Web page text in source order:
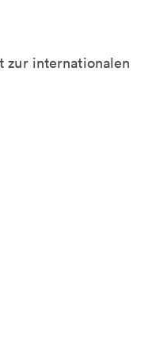
zur internationalen